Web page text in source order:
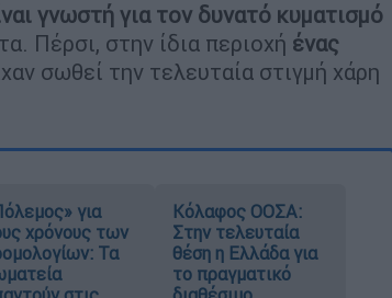
γνωστή για τον δυνατό κυματισμό
Πέρσι, στην ίδια περιοχή ένας
σωθεί την τελευταία στιγμή χάρη
για
χρόνους των
Τα
Κόλαφος ΟΟΣΑ:
Στην τελευταία
θέση η Ελλάδα για
το πραγματικό